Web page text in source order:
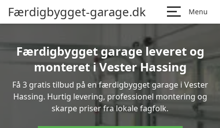
Færdigbygget-garage.dk Menu
Færdigbygget garage leveret og
monteret i Vester Hassing
Få 3 gratis tilbud på en færdigbygget garage i Vester
Hassing. Hurtig levering, professionel montering og
skarpe priser fra lokale fagfolk.